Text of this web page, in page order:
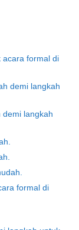
acara formal di
demi langkah
langkah
formal di